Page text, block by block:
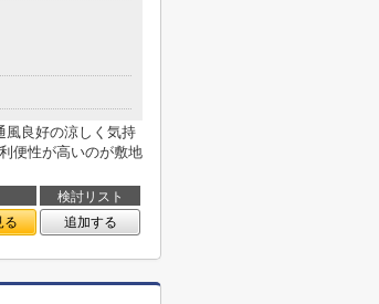
風良好の涼しく気持
便性が高いのが敷地
検討リスト
る 追加する